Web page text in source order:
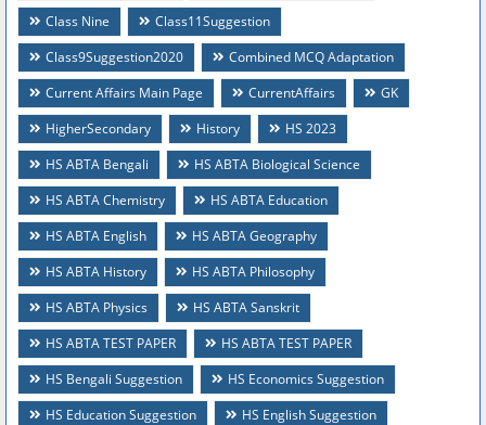
Class Nine
Class11Suggestion
Class9Suggestion2020
Combined MCQ Adaptation
Current Affairs Main Page
CurrentAffairs
GK
HigherSecondary
History
HS 2023
HS ABTA Bengali
HS ABTA Biological Science
HS ABTA Chemistry
HS ABTA Education
HS ABTA English
HS ABTA Geography
HS ABTA History
HS ABTA Philosophy
HS ABTA Physics
HS ABTA Sanskrit
HS ABTA TEST PAPER
HS ABTA TEST PAPER
HS Bengali Suggestion
HS Economics Suggestion
HS Education Suggestion
HS English Suggestion